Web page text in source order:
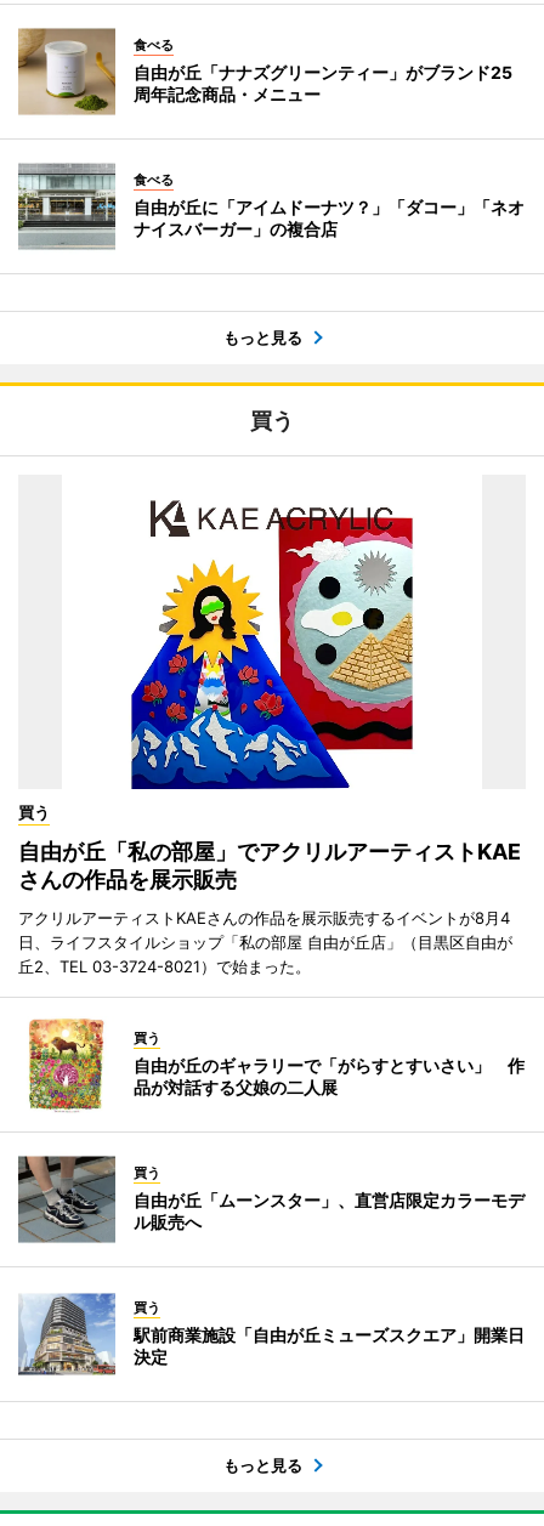
食べる
自由が丘「ナナズグリーンティー」がブランド25
周年記念商品・メニュー
食べる
自由が丘に「アイムドーナツ？」「ダコー」「ネオ
ナイスバーガー」の複合店
もっと見る
買う
買う
自由が丘「私の部屋」でアクリルアーティストKAE
さんの作品を展示販売
アクリルアーティストKAEさんの作品を展示販売するイベントが8月4
日、ライフスタイルショップ「私の部屋 自由が丘店」（目黒区自由が
丘2、TEL 03-3724-8021）で始まった。
買う
自由が丘のギャラリーで「がらすとすいさい」 作
品が対話する父娘の二人展
買う
自由が丘「ムーンスター」、直営店限定カラーモデ
ル販売へ
買う
駅前商業施設「自由が丘ミューズスクエア」開業日
決定
もっと見る